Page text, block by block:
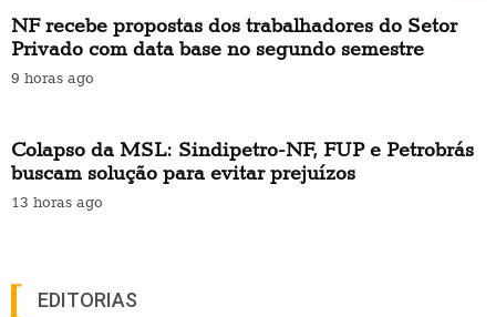
NF recebe propostas dos trabalhadores do Setor
Privado com data base no segundo semestre
9 horas ago
Colapso da MSL: Sindipetro-NF, FUP e Petrobrás
buscam solução para evitar prejuízos
13 horas ago
EDITORIAS